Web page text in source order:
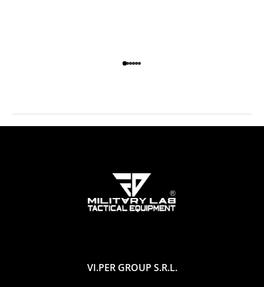
VI.PER GROUP S.R.L.